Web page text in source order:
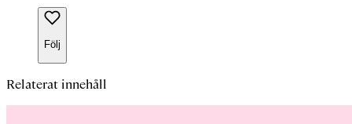
Följ
Relaterat innehåll